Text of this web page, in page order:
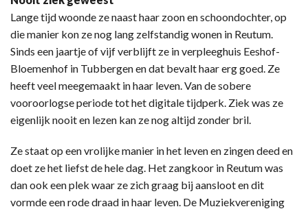
Lange tijd woonde ze naast haar zoon en schoondochter, op
die manier kon ze nog lang zelfstandig wonen in Reutum.
Sinds een jaartje of vijf verblijft ze in verpleeghuis Eeshof-
Bloemenhof in Tubbergen en dat bevalt haar erg goed. Ze
heeft veel meegemaakt in haar leven. Van de sobere
vooroorlogse periode tot het digitale tijdperk. Ziek was ze
eigenlijk nooit en lezen kan ze nog altijd zonder bril.
Ze staat op een vrolijke manier in het leven en zingen deed en
doet ze het liefst de hele dag. Het zangkoor in Reutum was
dan ook een plek waar ze zich graag bij aansloot en dit
vormde een rode draad in haar leven. De Muziekvereniging